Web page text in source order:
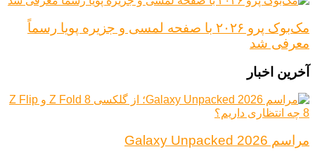
مک‌بوک پرو ۲۰۲۶ با صفحه لمسی و جزیره پویا رسماً
معرفی شد
آخرین اخبار
مراسم Galaxy Unpacked 2026